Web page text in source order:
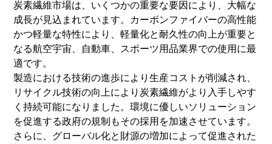
炭素繊維市場は、いくつかの重要な要因により、大幅な
成長が見込まれています。カーボンファイバーの高性能
かつ軽量な特性により、軽量化と耐久性の向上が重要と
なる航空宇宙、自動車、スポーツ用品業界での使用に最
適です。
製造における技術の進歩により生産コストが削減され、
リサイクル技術の向上により炭素繊維がより入手しやす
く持続可能になりました。環境に優しいソリューション
を促進する政府の規制もその採用を加速させています。
さらに、グローバル化と財源の増加によって促進された